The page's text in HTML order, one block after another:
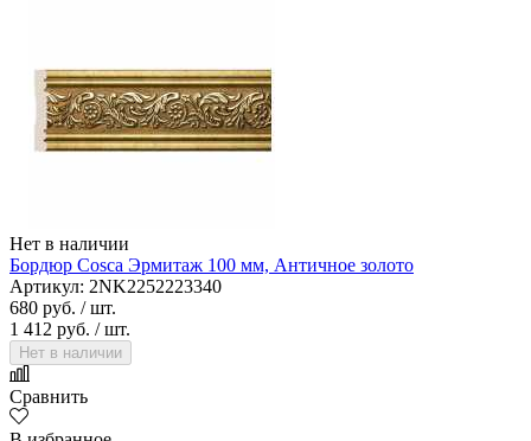
Нет в наличии
Бордюр Cosca Эрмитаж 100 мм, Античное золото
Артикул: 2NK2252223340
680 руб. / шт.
1 412 руб. / шт.
Нет в наличии
Сравнить